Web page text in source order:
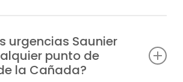
de semana y festivos,
momento te quedes sin
agua caliente.
urgencias Saunier
punto de
la Cañada?